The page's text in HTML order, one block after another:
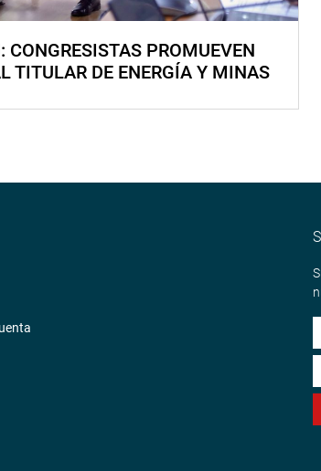
CONGRESISTAS PROMUEVEN
TITULAR DE ENERGÍA Y MINAS